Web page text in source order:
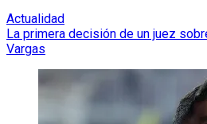
Actualidad
La primera decisión de un juez
Vargas